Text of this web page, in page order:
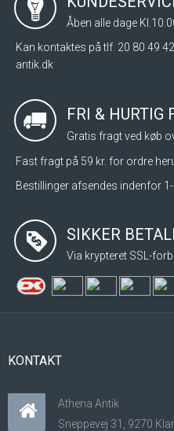
Åben alle dage
Kan kontaktes på tlf. 20 80 49
antik.dk
FRI & HURTIG
Gratis fragt ved køb
Fast fragt på 59 kr. for ordre
Bestillinger afsendes indenfor 1-
SIKKER
Via krypteret SSL-
KONTAKT
Athena Antik
Sneppevej 31, 9270